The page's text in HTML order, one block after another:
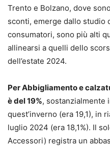
Trento e Bolzano, dove
sconti, emerge dallo studio
consumatori, sono più alti
allinearsi a quelli dello
dell’estate 2024.
Per Abbigliamento e
è del 19%, sostanzialmente
quest’inverno (era 19,1), in
luglio 2024 (era 18,1%). Il
Accessori) registra un